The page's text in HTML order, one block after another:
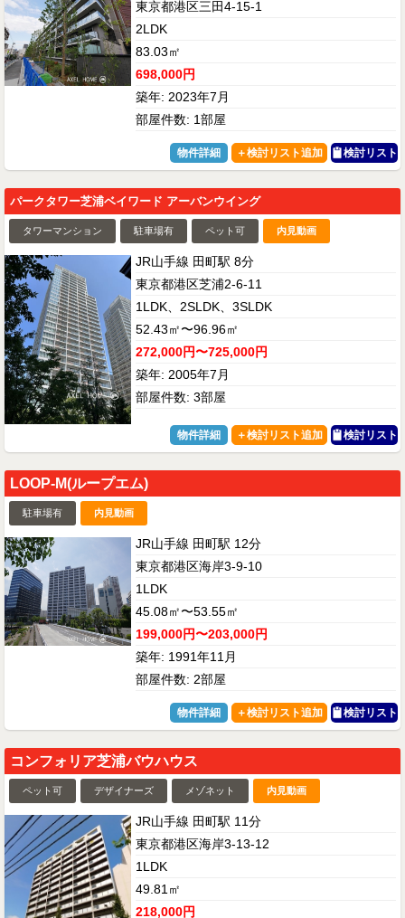
東京都港区三田4-15-1
2LDK
83.03㎡
698,000円
築年: 2023年7月
部屋件数: 1部屋
物件詳細 検討リスト
パークタワー芝浦ベイワード アーバンウイング
タワーマンション 駐車場有 ペット可 内見動画
JR山手線 田町駅 8分
東京都港区芝浦2-6-11
1LDK、2SLDK、3SLDK
52.43㎡〜96.96㎡
272,000円〜725,000円
築年: 2005年7月
部屋件数: 3部屋
物件詳細 検討リスト
LOOP-M(ループエム)
駐車場有 内見動画
JR山手線 田町駅 12分
東京都港区海岸3-9-10
1LDK
45.08㎡〜53.55㎡
199,000円〜203,000円
築年: 1991年11月
部屋件数: 2部屋
物件詳細 検討リスト
コンフォリア芝浦バウハウス
ペット可 デザイナーズ メゾネット 内見動画
JR山手線 田町駅 11分
東京都港区海岸3-13-12
1LDK
49.81㎡
218,000円